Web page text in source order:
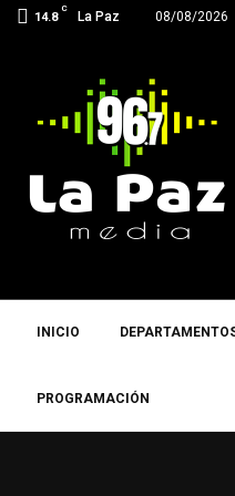
14.8
C
La Paz 08/08/2026
Inter Star
INICIO
PROGRAMACIÓN